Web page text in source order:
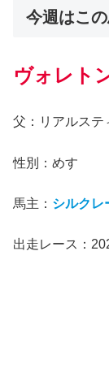
今週はこの
ヴォレト
父：リアルス
性別：めす
馬主： シルクレ
出走レース：